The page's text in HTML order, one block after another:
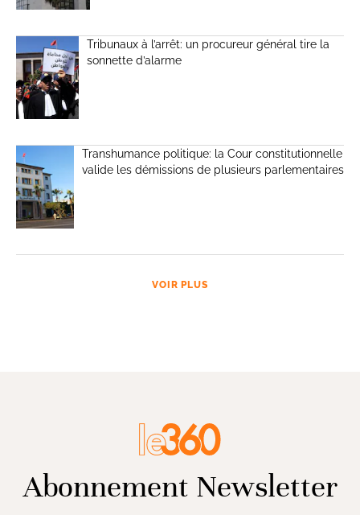
Tribunaux à l’arrêt: un procureur général tire la
sonnette d’alarme
Transhumance politique: la Cour constitutionnelle
valide les démissions de plusieurs parlementaires
VOIR PLUS
Abonnement Newsletter